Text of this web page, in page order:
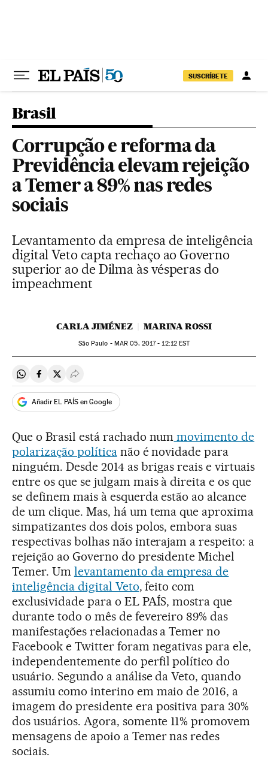
SUSCRÍBETE
Brasil
Corrupção e reforma da
Previdência elevam rejeição
a Temer a 89% nas redes
sociais
Levantamento da empresa de inteligência
digital Veto capta rechaço ao Governo
superior ao de Dilma às vésperas do
impeachment
CARLA JIMÉNEZ MARINA ROSSI
São Paulo - MAR 05, 2017 - 12:12EST
Compartir en Whatsapp
Compartir en Facebook
Compartir en Twitter
Desplegar Redes Sociales
Añadir EL PAÍS en Google
Que o Brasil está rachado num movimento de
polarização políticanão é novidade para
ninguém. Desde 2014 as brigas reais e virtuais
entre os que se julgam mais à direita e os que
se definem mais à esquerda estão ao alcance
de um clique. Mas, há um tema que aproxima
simpatizantes dos dois polos, embora suas
respectivas bolhas não interajam a respeito: a
rejeição ao Governo do presidente Michel
Temer. Um levantamento da empresa de
inteligência digital Veto, feito com
exclusividade para o EL PAÍS, mostra que
durante todo o mês de fevereiro 89% das
manifestações relacionadas a Temer no
Facebook e Twitter foram negativas para ele,
independentemente do perfil político do
usuário. Segundo a análise da Veto, quando
assumiu como interino em maio de 2016, a
imagem do presidente era positiva para 30%
dos usuários. Agora, somente 11% promovem
mensagens de apoio a Temer nas redes
sociais.